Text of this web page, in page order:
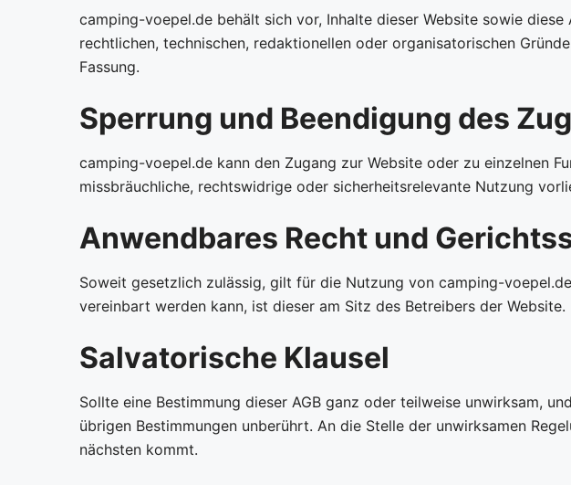
camping-voepel.de behält sich vor, Inhalte dieser Website sowie
rechtlichen, technischen, redaktionellen oder organisatorischen
Fassung.
Sperrung und Beendigung des
camping-voepel.de kann den Zugang zur Website oder zu einzelnen
missbräuchliche, rechtswidrige oder sicherheitsrelevante Nutzung
Anwendbares Recht und
Soweit gesetzlich zulässig, gilt für die Nutzung von camping-
vereinbart werden kann, ist dieser am Sitz des Betreibers der Website.
Salvatorische Klausel
Sollte eine Bestimmung dieser AGB ganz oder teilweise unwirksam,
übrigen Bestimmungen unberührt. An die Stelle der unwirksamen
nächsten kommt.